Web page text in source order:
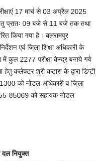
17 मार्च से 03 अप्रैल 2025
हेतु प्रातः 09 बजे से 11 बजे तक तथा
किया गया है। बलरामपुर
एवं जिला शिक्षा अधिकारी के
में कुल 2277 परीक्षा केन्द्र बनाये गये
कलेक्टर श्री कटारा के द्वारा डिप्टी
को नोडल अधिकारी व जिला
85069 को सहायक नोडल
दल नियुक्त